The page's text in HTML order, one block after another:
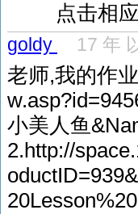
点击相
goldy 17 年
老师,我的作
小美人鱼
2.http://